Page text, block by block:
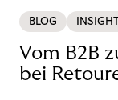
BLOG
Vom B2B
bei